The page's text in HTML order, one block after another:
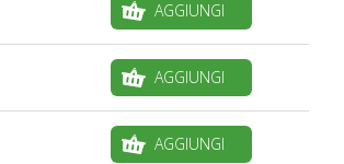
AGGIUNGI
AGGIUNGI
AGGIUNGI